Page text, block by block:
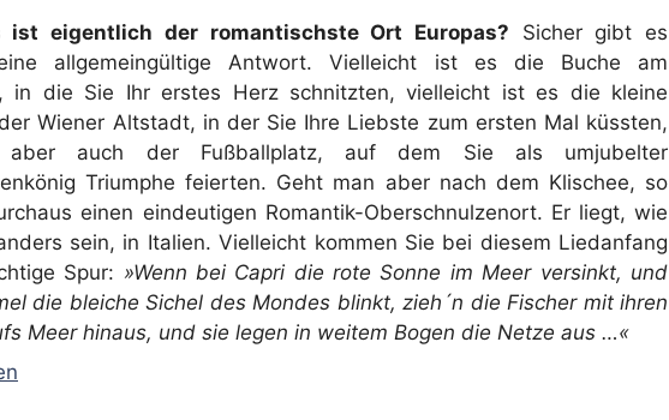
ist eigentlich der romantischste Ort Europas? Sicher gibt es
allgemeingültige Antwort. Vielleicht ist es die Buche am
in die Sie Ihr erstes Herz schnitzten, vielleicht ist es die kleine
Wiener Altstadt, in der Sie Ihre Liebste zum ersten Mal küssten,
aber auch der Fußballplatz, auf dem Sie als umjubelter
Triumphe feierten. Geht man aber nach dem Klischee, so
einen eindeutigen Romantik-Oberschnulzenort. Er liegt, wie
sein, in Italien. Vielleicht kommen Sie bei diesem Liedanfang
Spur: »Wenn bei Capri die rote Sonne im Meer versinkt, und
die bleiche Sichel des Mondes blinkt, zieh´n die Fischer mit ihren
Meer hinaus, und sie legen in weitem Bogen die Netze aus …«